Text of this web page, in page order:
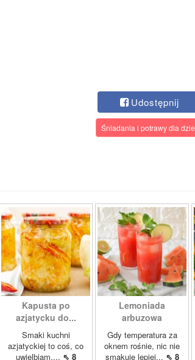
Udostępnij
Śniadania i potrawy dla
Kapusta po
azjatycku do...
Smaki kuchni
azjatyckiej to coś, co
uwielbiam.... ⇖ 8
Lemoniada
arbuzowa
Gdy temperatura za
oknem rośnie, nic nie
smakuje lepiej... ⇖ 8